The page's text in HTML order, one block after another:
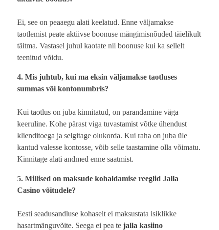
Ei, see on peaaegu alati keelatud. Enne väljamakse
taotlemist peate aktiivse boonuse mängimisnõuded täielikult
täitma. Vastasel juhul kaotate nii boonuse kui ka sellelt
teenitud võidu.
4. Mis juhtub, kui ma eksin väljamakse taotluses
summas või kontonumbris?
Kui taotlus on juba kinnitatud, on parandamine väga
keeruline. Kohe pärast viga tuvastamist võtke ühendust
klienditoega ja selgitage olukorda. Kui raha on juba üle
kantud valesse kontosse, võib selle taastamine olla võimatu.
Kinnitage alati andmed enne saatmist.
5. Millised on maksude kohaldamise reeglid Jalla
Casino võitudele?
Eesti seadusandluse kohaselt ei maksustata isiklikke
hasartmänguvõite. Seega ei pea te jalla kasiino